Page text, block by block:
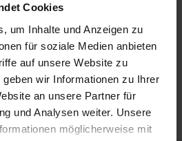
Cookies
um Inhalte und Anzeigen zu
für soziale Medien anbieten
auf unsere Website zu
wir Informationen zu Ihrer
an unsere Partner für
und Analysen weiter. Unsere
möglicherweise mit
Sackware
Januar
für Holzpellets in Deutschland
auf unsererPelletspreise-Seite